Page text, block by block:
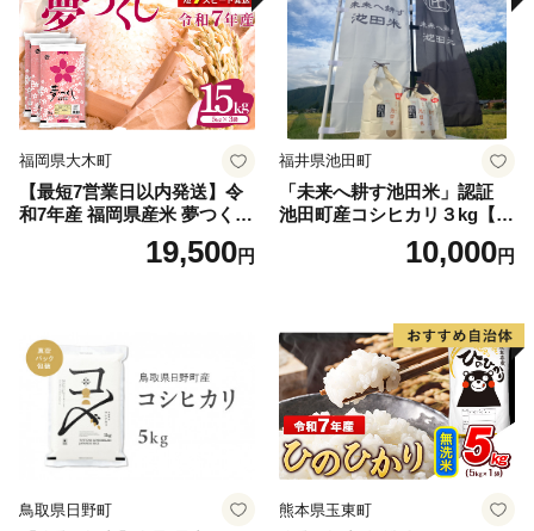
福岡県大木町
【最短7営業日以内発送】令
和7年産 福岡県産米 夢つくし
15kg 精米 ※北海道・沖縄・
19,500円
福井県池田町
「未来へ耕す池田米」認証
池田町産コシヒカリ３kg【お
1人様につき３セットまで】
10,000円
鳥取県日野町 熊本県玉東町